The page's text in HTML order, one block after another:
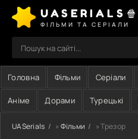
UASERIALS🍿
ФІЛЬМИ ТА СЕРІАЛИ
Головна Фільми Серіали
Аніме Дорами Турецькі
UASerials » Фільми » Трезор